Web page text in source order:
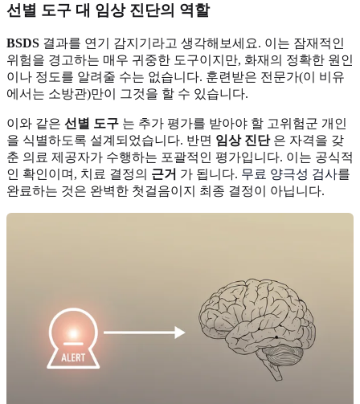
선별 도구 대 임상 진단의 역할
BSDS 결과를 연기 감지기라고 생각해보세요. 이는 잠재적인
위험을 경고하는 매우 귀중한 도구이지만, 화재의 정확한 원인
이나 정도를 알려줄 수는 없습니다. 훈련받은 전문가(이 비유
에서는 소방관)만이 그것을 할 수 있습니다.
이와 같은 선별 도구 는 추가 평가를 받아야 할 고위험군 개인
을 식별하도록 설계되었습니다. 반면 임상 진단은 자격을 갖
춘 의료 제공자가 수행하는 포괄적인 평가입니다. 이는 공식적
인 확인이며, 치료 결정의 근거 가 됩니다. 무료 양극성 검사를
완료하는 것은 완벽한 첫걸음이지 최종 결정이 아닙니다.